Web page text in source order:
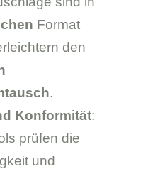
Format
den
.
Konformität:
prüfen die
und